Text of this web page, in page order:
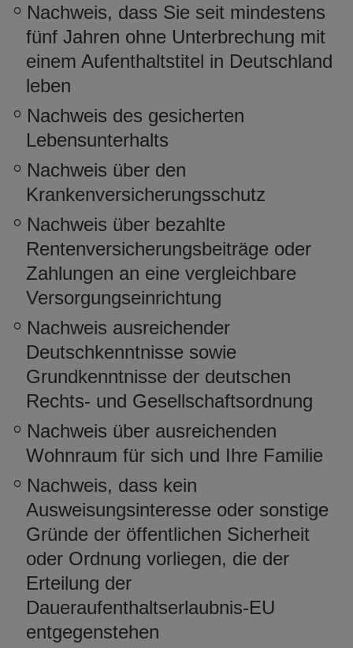
Nachweis, dass Sie seit mindestens
fünf Jahren ohne Unterbrechung mit
einem Aufenthaltstitel in Deutschland
leben
Nachweis des gesicherten
Lebensunterhalts
Nachweis über den
Krankenversicherungsschutz
Nachweis über bezahlte
Rentenversicherungsbeiträge oder
Zahlungen an eine vergleichbare
Versorgungseinrichtung
Nachweis ausreichender
Deutschkenntnisse sowie
Grundkenntnisse der deutschen
Rechts- und Gesellschaftsordnung
Nachweis über ausreichenden
Wohnraum für sich und Ihre Familie
Nachweis, dass kein
Ausweisungsinteresse oder sonstige
Gründe der öffentlichen Sicherheit
oder Ordnung vorliegen, die der
Erteilung der
Daueraufenthaltserlaubnis-EU
entgegenstehen